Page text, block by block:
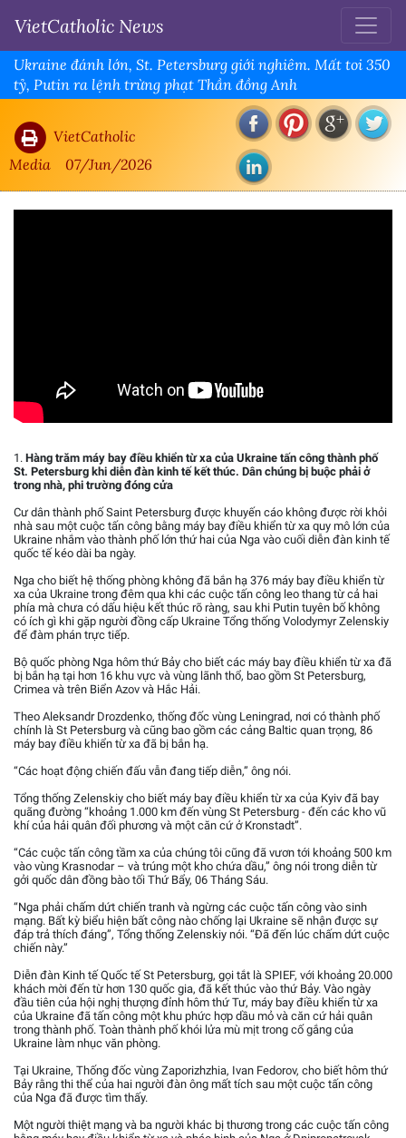
VietCatholic News
Ukraine đánh lớn, St. Petersburg giới nghiêm. Mất toi 350
tỷ, Putin ra lệnh trừng phạt Thần đồng Anh
VietCatholic
Media
07/Jun/2026
1. Hàng trăm máy bay điều khiển từ xa của Ukraine tấn công thành phố
St. Petersburg khi diễn đàn kinh tế kết thúc. Dân chúng bị buộc phải ở
trong nhà, phi trường đóng cửa
Cư dân thành phố Saint Petersburg được khuyến cáo không được rời khỏi
nhà sau một cuộc tấn công bằng máy bay điều khiển từ xa quy mô lớn của
Ukraine nhắm vào thành phố lớn thứ hai của Nga vào cuối diễn đàn kinh tế
quốc tế kéo dài ba ngày.
Nga cho biết hệ thống phòng không đã bắn hạ 376 máy bay điều khiển từ
xa của Ukraine trong đêm qua khi các cuộc tấn công leo thang từ cả hai
phía mà chưa có dấu hiệu kết thúc rõ ràng, sau khi Putin tuyên bố không
có ích gì khi gặp người đồng cấp Ukraine Tổng thống Volodymyr Zelenskiy
để đàm phán trực tiếp.
Bộ quốc phòng Nga hôm thứ Bảy cho biết các máy bay điều khiển từ xa đã
bị bắn hạ tại hơn 16 khu vực và vùng lãnh thổ, bao gồm St Petersburg,
Crimea và trên Biển Azov và Hắc Hải.
Theo Aleksandr Drozdenko, thống đốc vùng Leningrad, nơi có thành phố
chính là St Petersburg và cũng bao gồm các cảng Baltic quan trọng, 86
máy bay điều khiển từ xa đã bị bắn hạ.
“Các hoạt động chiến đấu vẫn đang tiếp diễn,” ông nói.
Tổng thống Zelenskiy cho biết máy bay điều khiển từ xa của Kyiv đã bay
quãng đường “khoảng 1.000 km đến vùng St Petersburg - đến các kho vũ
khí của hải quân đối phương và một căn cứ ở Kronstadt”.
“Các cuộc tấn công tầm xa của chúng tôi cũng đã vươn tới khoảng 500 km
vào vùng Krasnodar – và trúng một kho chứa dầu,” ông nói trong diễn từ
gởi quốc dân đồng bào tối Thứ Bẩy, 06 Tháng Sáu.
“Nga phải chấm dứt chiến tranh và ngừng các cuộc tấn công vào sinh
mạng. Bất kỳ biểu hiện bất công nào chống lại Ukraine sẽ nhận được sự
đáp trả thích đáng”, Tổng thống Zelenskiy nói. “Đã đến lúc chấm dứt cuộc
chiến này.”
Diễn đàn Kinh tế Quốc tế St Petersburg, gọi tắt là SPIEF, với khoảng 20.000
khách mời đến từ hơn 130 quốc gia, đã kết thúc vào thứ Bảy. Vào ngày
đầu tiên của hội nghị thượng đỉnh hôm thứ Tư, máy bay điều khiển từ xa
của Ukraine đã tấn công một khu phức hợp dầu mỏ và căn cứ hải quân
trong thành phố. Toàn thành phố khói lửa mù mịt trong cố gắng của
Ukraine làm nhục văn phòng.
Tại Ukraine, Thống đốc vùng Zaporizhzhia, Ivan Fedorov, cho biết hôm thứ
Bảy rằng thi thể của hai người đàn ông mất tích sau một cuộc tấn công
của Nga đã được tìm thấy.
Một người thiệt mạng và ba người khác bị thương trong các cuộc tấn công